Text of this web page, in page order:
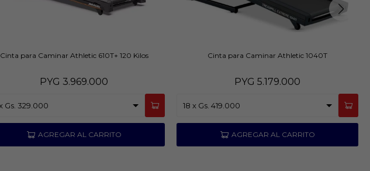
Cinta para Caminar Athletic 610T+ 120 Kilos
PYG 3.969.000
Cinta para Caminar Athletic 1040T
PYG 5.179.000